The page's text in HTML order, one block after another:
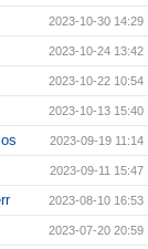
2023-10-30 14:29
2023-10-24 13:42
2023-10-22 10:54
2023-10-13 15:40
2023-09-19 11:14
2023-09-11 15:47
2023-08-10 16:53
2023-07-20 20:59